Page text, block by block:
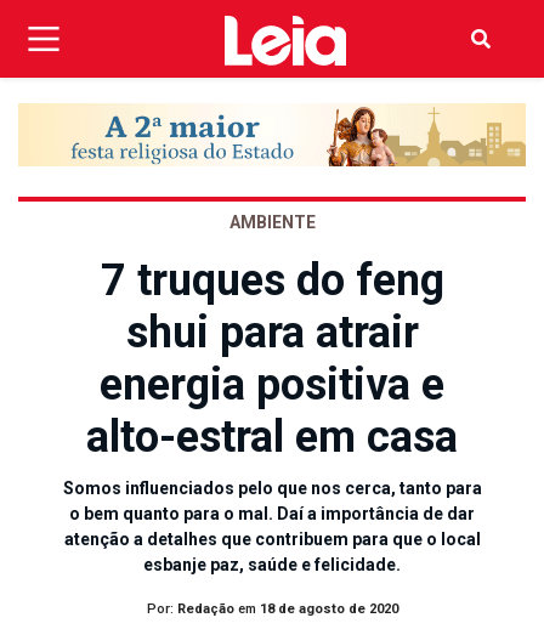
AMBIENTE
7 truques do feng
shui para atrair
energia positiva e
alto-estral em casa
Somos influenciados pelo que nos cerca, tanto para
o bem quanto para o mal. Daí a importância de dar
atenção a detalhes que contribuem para que o local
esbanje paz, saúde e felicidade.
Por: Redaçãoem 18 de agosto de 2020